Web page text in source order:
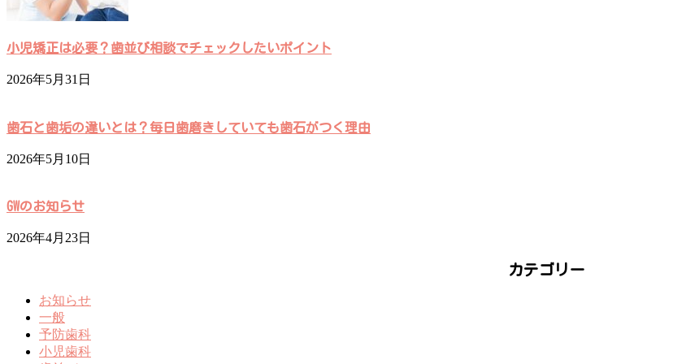
小児矯正は必要？歯並び相談でチェックしたいポイント
2026年5月31日
歯石と歯垢の違いとは？毎日歯磨きしていても歯石がつく理由
2026年5月10日
GWのお知らせ
2026年4月23日
カテゴリー
お知らせ
一般
予防歯科
小児歯科